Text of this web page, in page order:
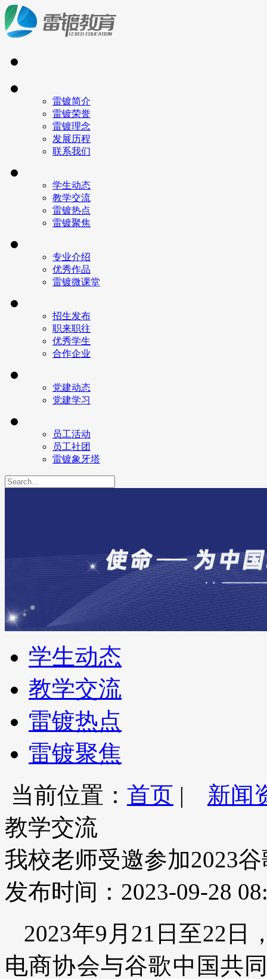
雷镀简介
雷镀荣誉
雷镀理念
发展历程
联系我们
学生动态
教学交流
雷镀热点
雷镀聚焦
专业介绍
优秀作品
雷镀微课堂
招生发布
职来职往
优秀学生
合作企业
党建动态
党建学习
员工活动
员工社团
雷镀象牙塔
学生动态
教学交流
雷镀热点
雷镀聚焦
当前位置： 首页 | 新闻
教学交流
我校老师受邀参加2023
发布时间：2023-09-28
2023年9月21日至22日
电商协会与谷歌中国共